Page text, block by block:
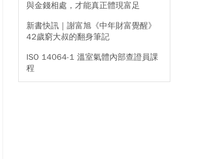
與金錢相處，才能真正體現富足
新書快訊｜謝富旭《中年財富覺醒》
42歲窮大叔的翻身筆記
ISO 14064-1 溫室氣體內部查證員課
程